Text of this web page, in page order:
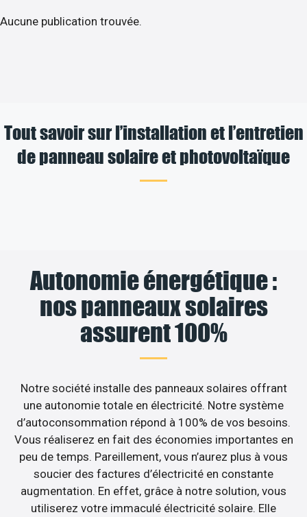
Aucune publication trouvée.
Tout savoir sur l’installation et l’entretien
de panneau solaire et photovoltaïque
Autonomie énergétique :
nos panneaux solaires
assurent 100%
Notre société installe des panneaux solaires offrant
une autonomie totale en électricité. Notre système
d’autoconsommation répond à 100% de vos besoins.
Vous réaliserez en fait des économies importantes en
peu de temps. Pareillement, vous n’aurez plus à vous
soucier des factures d’électricité en constante
augmentation. En effet, grâce à notre solution, vous
utiliserez votre immaculé électricité solaire. Elle